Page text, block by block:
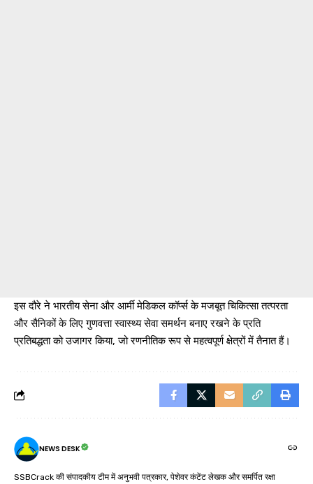
इस दौरे ने भारतीय सेना और आर्मी मेडिकल कॉर्प्स के मजबूत चिकित्सा तत्परता
और सैनिकों के लिए गुणवत्ता स्वास्थ्य सेवा समर्थन बनाए रखने के प्रति
प्रतिबद्धता को उजागर किया, जो रणनीतिक रूप से महत्वपूर्ण क्षेत्रों में तैनात हैं।
NEWS DESK
SSBCrack की संपादकीय टीम में अनुभवी पत्रकार, पेशेवर कंटेंट लेखक और समर्पित रक्षा